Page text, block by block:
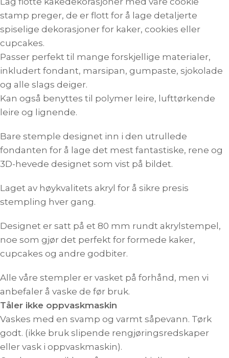
stamp preger, de er flott for å lage detaljerte
spiselige dekorasjoner for kaker, cookies eller
cupcakes.
Passer perfekt til mange forskjellige materialer,
inkludert fondant, marsipan, gumpaste, sjokolade
og alle slags deiger.
Kan også benyttes til polymer leire, lufttørkende
leire og lignende.
Bare stemple designet inn i den utrullede
fondanten for å lage det mest fantastiske, rene og
3D-hevede designet som vist på bildet.
Laget av høykvalitets akryl for å sikre presis
stempling hver gang.
Designet er satt på et 80 mm rundt akrylstempel,
noe som gjør det perfekt for formede kaker,
cupcakes og andre godbiter.
Alle våre stempler er vasket på forhånd, men vi
anbefaler å vaske de før bruk.
Tåler ikke oppvaskmaskin
Vaskes med en svamp og varmt såpevann. Tørk
godt. (ikke bruk slipende rengjøringsredskaper
eller vask i oppvaskmaskin).